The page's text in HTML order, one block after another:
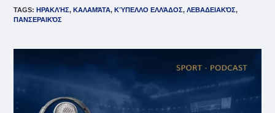
TAGS:ΗΡΑΚΛΉΣ, ΚΑΛΑΜΆΤΑ, ΚΎΠΕΛΛΟ ΕΛΛΆΔΟΣ, ΛΕΒΑΔΕΙΑΚΌΣ,
ΠΑΝΣΕΡΑΙΚΌΣ